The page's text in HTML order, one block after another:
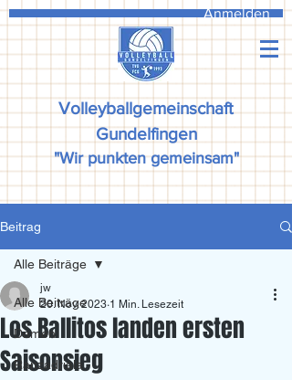
Anmelden
Volleyballgemeinschaft
Gundelfingen
"Wir punkten gemeinsam"
Beitrag
Alle Beiträge
Damen
Ranzadriala
Alle Beiträge
Los Ballitos landen ersten
Saisonsieg
jw
20. Nov. 2023 1 Min. Lesezeit